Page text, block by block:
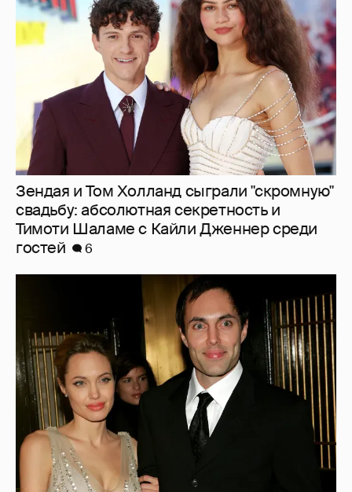
свадьбу: абсолютная секретность и
Тимоти Шаламе с Кайли Дженнер среди
гостей
53-летний брат Анджелины Джоли
совершил каминг-аут* после развода с
женой
23